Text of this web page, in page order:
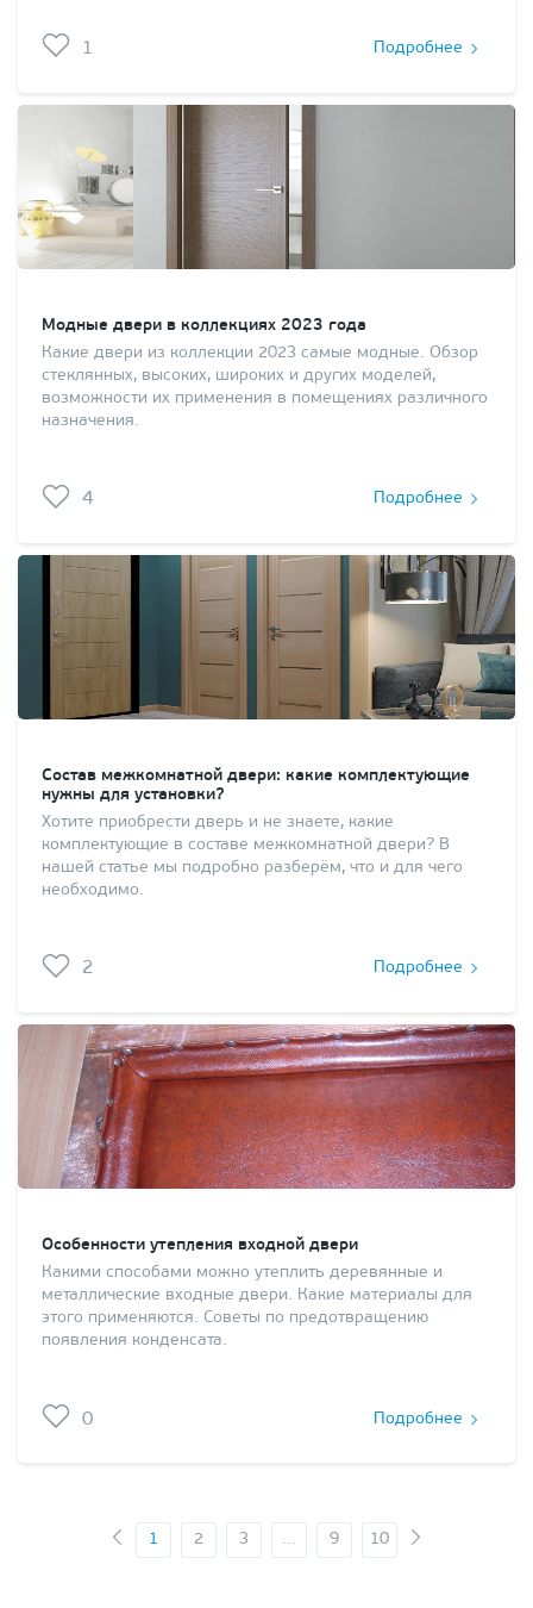
1 Подробнее
Модные двери в коллекциях 2023 года
Какие двери из коллекции 2023 самые модные. Обзор
стеклянных, высоких, широких и других моделей,
возможности их применения в помещениях различного
назначения.
4 Подробнее
Состав межкомнатной двери: какие комплектующие
нужны для установки?
Хотите приобрести дверь и не знаете, какие
комплектующие в составе межкомнатной двери? В
нашей статье мы подробно разберём, что и для чего
необходимо.
2 Подробнее
Особенности утепления входной двери
Какими способами можно утеплить деревянные и
металлические входные двери. Какие материалы для
этого применяются. Советы по предотвращению
появления конденсата.
0 Подробнее
1 2 3 ... 9 10